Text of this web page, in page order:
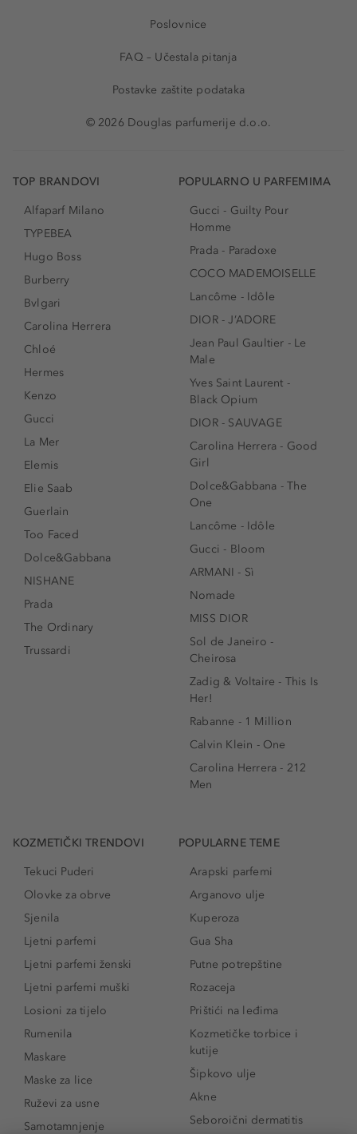
Poslovnice
FAQ – Učestala pitanja
Postavke zaštite podataka
© 2026 Douglas parfumerije d.o.o.
TOP BRANDOVI
Alfaparf Milano
TYPEBEA
Hugo Boss
Burberry
Bvlgari
Carolina Herrera
Chloé
Hermes
Kenzo
Gucci
La Mer
Elemis
Elie Saab
Guerlain
Too Faced
Dolce&Gabbana
NISHANE
Prada
The Ordinary
Trussardi
POPULARNO U PARFEMIMA
Gucci - Guilty Pour
Homme
Prada - Paradoxe
COCO MADEMOISELLE
Lancôme - Idôle
DIOR - J’ADORE
Jean Paul Gaultier - Le
Male
Yves Saint Laurent -
Black Opium
DIOR - SAUVAGE
Carolina Herrera - Good
Girl
Dolce&Gabbana - The
One
Lancôme - Idôle
Gucci - Bloom
ARMANI - Sì
Nomade
MISS DIOR
Sol de Janeiro -
Cheirosa
Zadig & Voltaire - This Is
Her!
Rabanne - 1 Million
Calvin Klein - One
Carolina Herrera - 212
Men
KOZMETIČKI TRENDOVI
Tekuci Puderi
Olovke za obrve
Sjenila
Ljetni parfemi
Ljetni parfemi ženski
Ljetni parfemi muški
Losioni za tijelo
Rumenila
Maskare
Maske za lice
Ruževi za usne
Samotamnjenje
POPULARNE TEME
Arapski parfemi
Arganovo ulje
Kuperoza
Gua Sha
Putne potrepštine
Rozaceja
Prištići na leđima
Kozmetičke torbice i
kutije
Šipkovo ulje
Akne
Seboroični dermatitis